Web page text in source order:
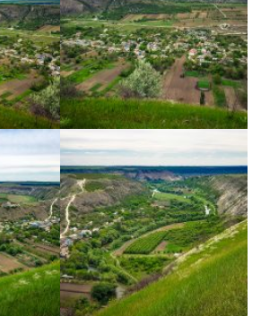
To-Do
Wishlist
Связаться со мной
TAGZZZZ
24-70/2.8(52) 35mm/1.4
75mm/f1.2(17) 85/1.4D(15)
automotive(22) Balti(32) D800(88)
drone(19) fujifilm(28) hobby(32)
homestudio(16) howto(17)
Internet(43) Kate(56) kitchen(27)
mavic2pro(20) MavicXS(13)